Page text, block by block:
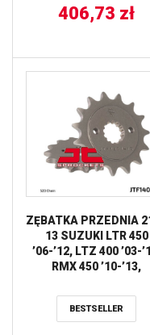
406,73 zł
ZĘBATKA PRZEDNIA
13 SUZUKI LTR 450
’06-’12, LTZ 400 ’03-
RMX 450 ’10-’13,
HYOSUNG TE 450
(JTF1401.13)* (ŁAŃC.
BESTSELLER